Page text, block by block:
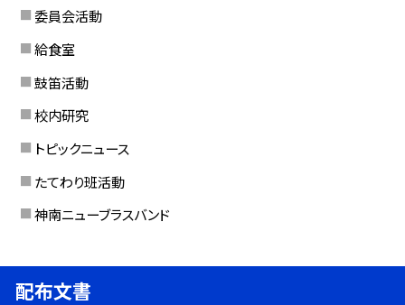
委員会活動
給食室
鼓笛活動
校内研究
トピックニュース
たてわり班活動
神南ニューブラスバンド
配布文書